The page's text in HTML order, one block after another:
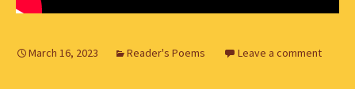
March 16, 2023 Reader's Poems Leave a comment